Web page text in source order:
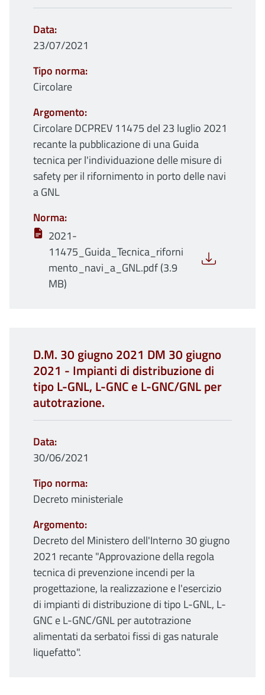
Data
23/07/2021
Tipo norma
Circolare
Argomento
Circolare DCPREV 11475 del 23 luglio 2021
recante la pubblicazione di una Guida
tecnica per l'individuazione delle misure di
safety per il rifornimento in porto delle navi
a GNL
Norma
2021-
11475_Guida_Tecnica_riforni
mento_navi_a_GNL.pdf (3.9
MB)
D.M. 30 giugno 2021 DM 30 giugno
2021 - Impianti di distribuzione di
tipo L-GNL, L-GNC e L-GNC/GNL per
autotrazione.
Data
30/06/2021
Tipo norma
Decreto ministeriale
Argomento
Decreto del Ministero dell'Interno 30 giugno
2021 recante "Approvazione della regola
tecnica di prevenzione incendi per la
progettazione, la realizzazione e l'esercizio
di impianti di distribuzione di tipo L-GNL, L-
GNC e L-GNC/GNL per autotrazione
alimentati da serbatoi fissi di gas naturale
liquefatto".